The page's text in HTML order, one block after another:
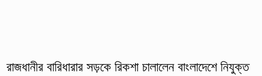
রাজধানীর বারিধারার সড়কে রিকশা চালালেন বাংলাদেশে নিযুক্ত